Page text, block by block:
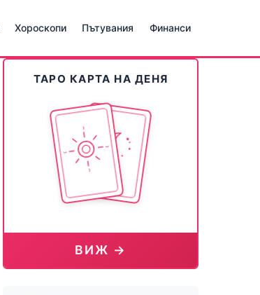
Хороскопи Пътувания Финанси
ТАРО КАРТА НА ДЕНЯ
ВИЖ →